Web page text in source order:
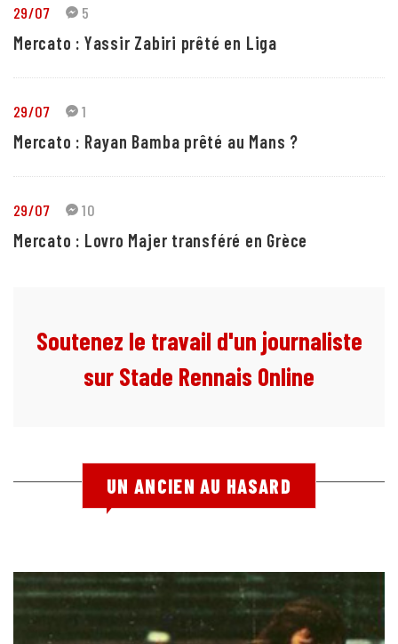
29/07 5
Mercato : Yassir Zabiri prêté en Liga
29/07 1
Mercato : Rayan Bamba prêté au Mans ?
29/07 10
Mercato : Lovro Majer transféré en Grèce
Soutenez le travail d'un journaliste
sur Stade Rennais Online
UN ANCIEN AU HASARD